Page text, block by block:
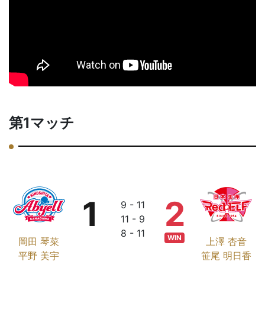
第1マッチ
岡田 琴菜
平野 美宇
1
9 - 11
11 - 9
8 - 11
上澤 杏音
笹尾 明日香
2
WIN